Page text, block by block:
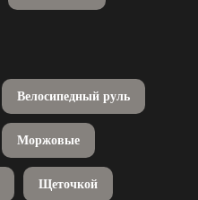
Велосипедный руль
Моржовые
Щеточкой